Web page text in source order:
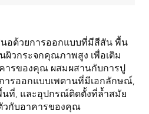
นอด้วยการออกแบบที่มีสีสัน พื้น
ผิวกระจกคุณภาพสูง เพื่อเติม
ารของคุณ ผสมผสานกับการปู
รออกแบบเพดานที่มีเอกลักษณ์,
นที่, และอุปกรณ์ติดตั้งที่ล้ำสมัย
วกับอาคารของคุณ